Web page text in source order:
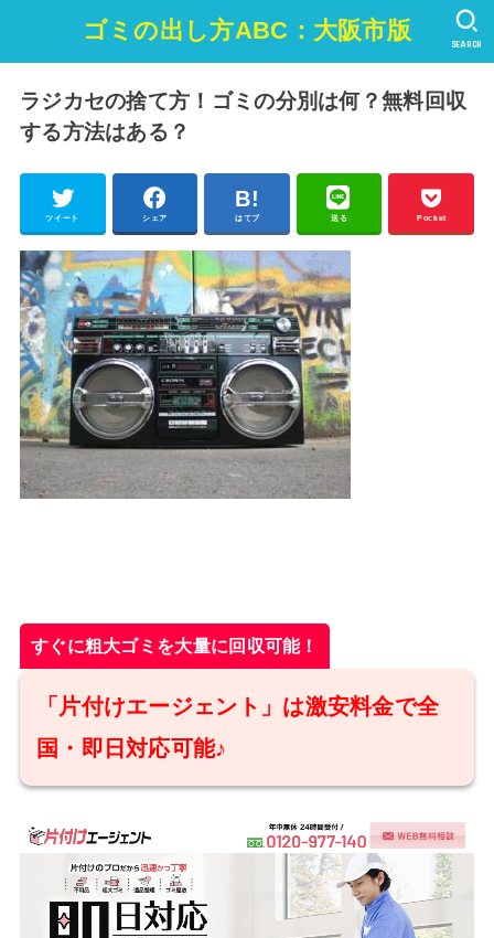
ゴミの出し方ABC：大阪市版 SEARCH
ラジカセの捨て方！ゴミの分別は何？無料回収
する方法はある？
ツイート シェア はてブ 送る Pocket
すぐに粗大ゴミを大量に回収可能！
「片付けエージェント」は激安料金で全
国・即日対応可能♪